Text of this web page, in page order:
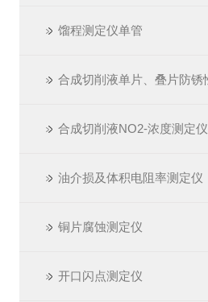
馏程测定仪单管
合成切削液NO2-浓度测定仪
油介损及体积电阻率测定仪
铜片腐蚀测定仪
开口闪点测定仪